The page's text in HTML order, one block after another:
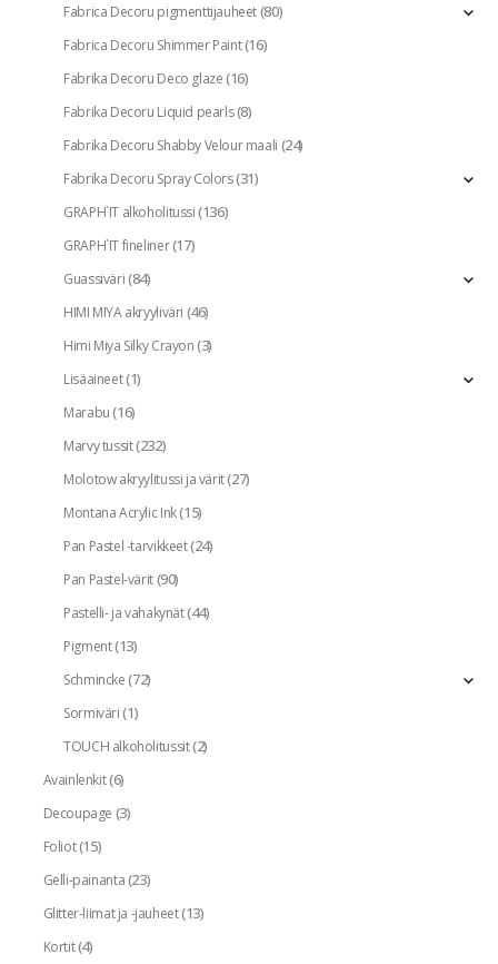
Fabrica Decoru pigmenttijauheet(80)
Fabrica Decoru Shimmer Paint(16)
Fabrika Decoru Deco glaze(16)
Fabrika Decoru Liquid pearls(8)
Fabrika Decoru Shabby Velour maali (24)
Fabrika Decoru Spray Colors(31)
GRAPH`IT alkoholitussi(136)
GRAPH`IT fineliner(17)
Guassiväri(84)
HIMI MIYA akryyliväri (46)
Himi Miya Silky Crayon(3)
Lisäaineet(1)
Marabu (16)
Marvy tussit(232)
Molotow akryylitussi ja värit(27)
Montana Acrylic Ink(15)
Pan Pastel -tarvikkeet(24)
Pan Pastel-värit(90)
Pastelli- ja vahakynät(44)
Pigment(13)
Schmincke(72)
Sormiväri(1)
TOUCH alkoholitussit(2)
Avainlenkit(6)
Decoupage (3)
Foliot(15)
Gelli-painanta(23)
Glitter-liimat ja -jauheet(13)
Kortit(4)